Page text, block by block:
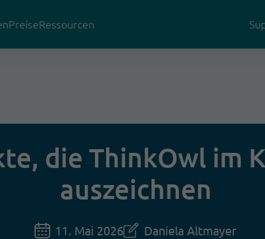
PreiseRessourcen
die ThinkOwl im
auszeichnen
11. Mai 2026 Daniela Altmayer